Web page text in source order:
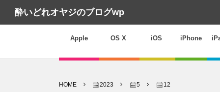
酔いどれオヤジのブログwp
Apple OS X iOS iPhone
HOME 2023 5 12